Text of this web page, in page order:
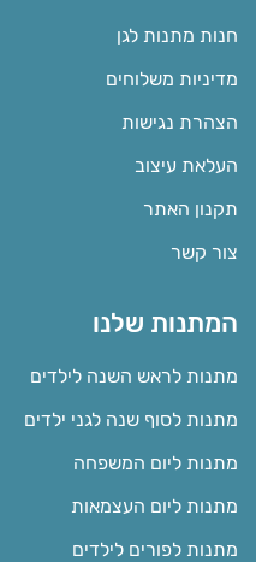
חנות מתנות לגן
מדיניות משלוחים
הצהרת נגישות
העלאת עיצוב
תקנון האתר
צור קשר
המתנות שלנו
מתנות לראש השנה לילדים
מתנות לסוף שנה לגני ילדים
מתנות ליום המשפחה
מתנות ליום העצמאות
מתנות לפורים לילדים